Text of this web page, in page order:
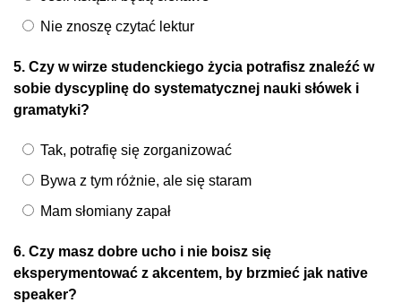
Nie znoszę czytać lektur
5. Czy w wirze studenckiego życia potrafisz znaleźć w
sobie dyscyplinę do systematycznej nauki słówek i
gramatyki?
Tak, potrafię się zorganizować
Bywa z tym różnie, ale się staram
Mam słomiany zapał
6. Czy masz dobre ucho i nie boisz się
eksperymentować z akcentem, by brzmieć jak native
speaker?